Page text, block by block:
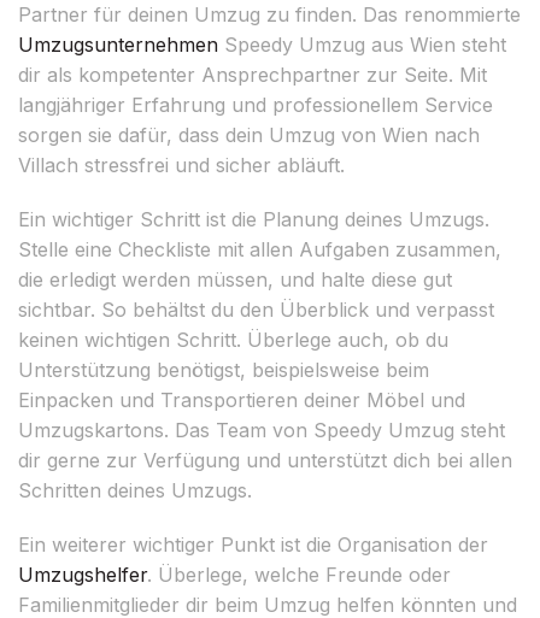
Partner für deinen Umzug zu finden. Das renommierte
Umzugsunternehmen Speedy Umzug aus Wien steht
dir als kompetenter Ansprechpartner zur Seite. Mit
langjähriger Erfahrung und professionellem Service
sorgen sie dafür, dass dein Umzug von Wien nach
Villach stressfrei und sicher abläuft.
Ein wichtiger Schritt ist die Planung deines Umzugs.
Stelle eine Checkliste mit allen Aufgaben zusammen,
die erledigt werden müssen, und halte diese gut
sichtbar. So behältst du den Überblick und verpasst
keinen wichtigen Schritt. Überlege auch, ob du
Unterstützung benötigst, beispielsweise beim
Einpacken und Transportieren deiner Möbel und
Umzugskartons. Das Team von Speedy Umzug steht
dir gerne zur Verfügung und unterstützt dich bei allen
Schritten deines Umzugs.
Ein weiterer wichtiger Punkt ist die Organisation der
Umzugshelfer. Überlege, welche Freunde oder
Familienmitglieder dir beim Umzug helfen könnten und